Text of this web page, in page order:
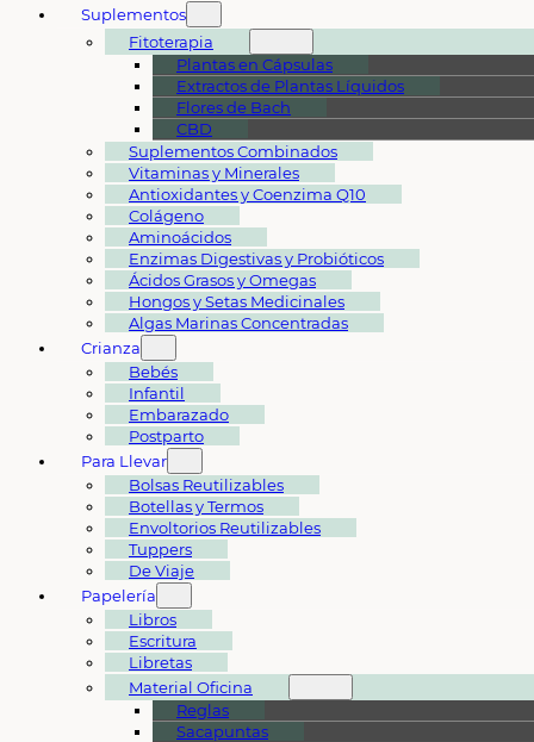
Suplementos
Fitoterapia
Plantas en Cápsulas
Extractos de Plantas Líquidos
Flores de Bach
CBD
Suplementos Combinados
Vitaminas y Minerales
Antioxidantes y Coenzima Q10
Colágeno
Aminoácidos
Enzimas Digestivas y Probióticos
Ácidos Grasos y Omegas
Hongos y Setas Medicinales
Algas Marinas Concentradas
Crianza
Bebés
Infantil
Embarazado
Postparto
Para Llevar
Bolsas Reutilizables
Botellas y Termos
Envoltorios Reutilizables
Tuppers
De Viaje
Papelería
Libros
Escritura
Libretas
Material Oficina
Reglas
Sacapuntas